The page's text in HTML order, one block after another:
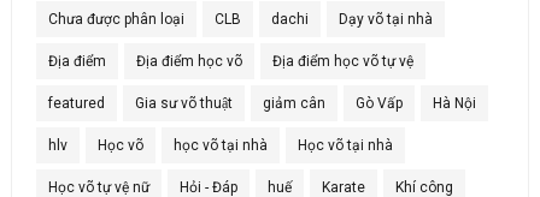
Chưa được phân loại CLB dachi Dạy võ tại nhà
Địa điểm Địa điểm học võ Địa điểm học võ tự vệ
featured Gia sư võ thuật giảm cân Gò Vấp Hà Nội
hlv Học võ học võ tại nhà Học võ tại nhà
Học võ tự vệ nữ Hỏi - Đáp huế Karate Khí công